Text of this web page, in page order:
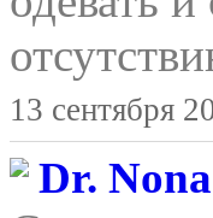
13 сентября
Dr.